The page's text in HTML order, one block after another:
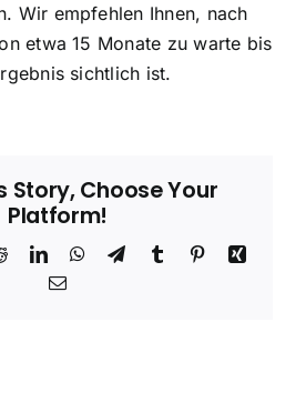
Wir empfehlen Ihnen, nach
etwa 15 Monate zu warte bis
sichtlich ist.
Story, Choose Your
Platform!
RedditLinkedInWhatsApp
TelegramTumblr PinterestXing
Email